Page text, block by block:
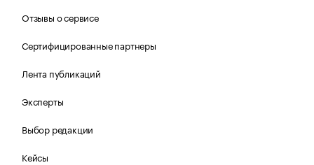
Отзывы о сервисе
Сертифицированные партнеры
Лента публикаций
Эксперты
Выбор редакции
Кейсы